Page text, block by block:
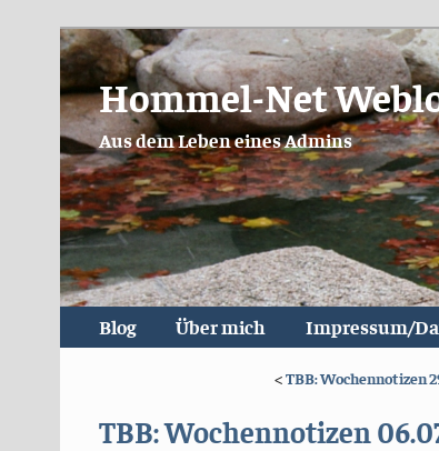
Hommel-Net
Aus dem Leben eines Admins
Blog Über mich Impressum/
<TBB: Wochennotizen
TBB: Wochennotizen